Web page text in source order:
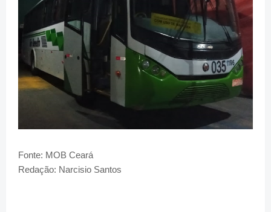
Fonte: MOB Ceará
Redação: Narcisio Santos